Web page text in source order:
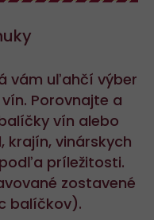
vám uľahčí výber
Porovnajte a
vín alebo
vinárskych
príležitosti.
zostavené
balíčkov).